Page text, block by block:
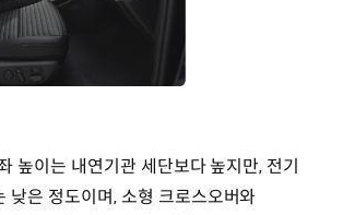
높이는 내연기관 세단보다 높지만, 전기
낮은 정도이며, 소형 크로스오버와